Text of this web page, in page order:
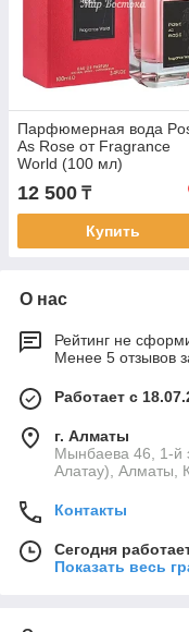
Парфюмерная вода
As Rose от Fragrance
World (100 мл)
12 500 ₸
Купить
О нас
Рейтинг не
Менее 5 отзывов
Работает с
г. Алматы
Мынбаева 46, 1-й
Алатау), Алматы,
Контакты
Сегодня
Показать весь